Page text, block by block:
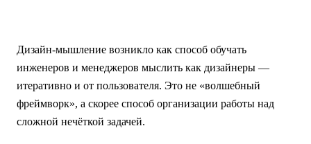
Дизайн-мышление возникло как способ обучать
инженеров и менеджеров мыслить как дизайнеры —
итеративно и от пользователя. Это не «волшебный
фреймворк», а скорее способ организации работы над
сложной нечёткой задачей.